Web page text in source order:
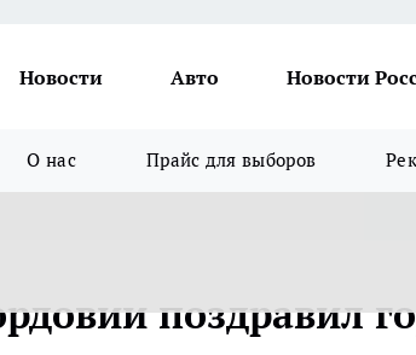
Новости Авто Новости
О нас Прайс для выборов
поздравил